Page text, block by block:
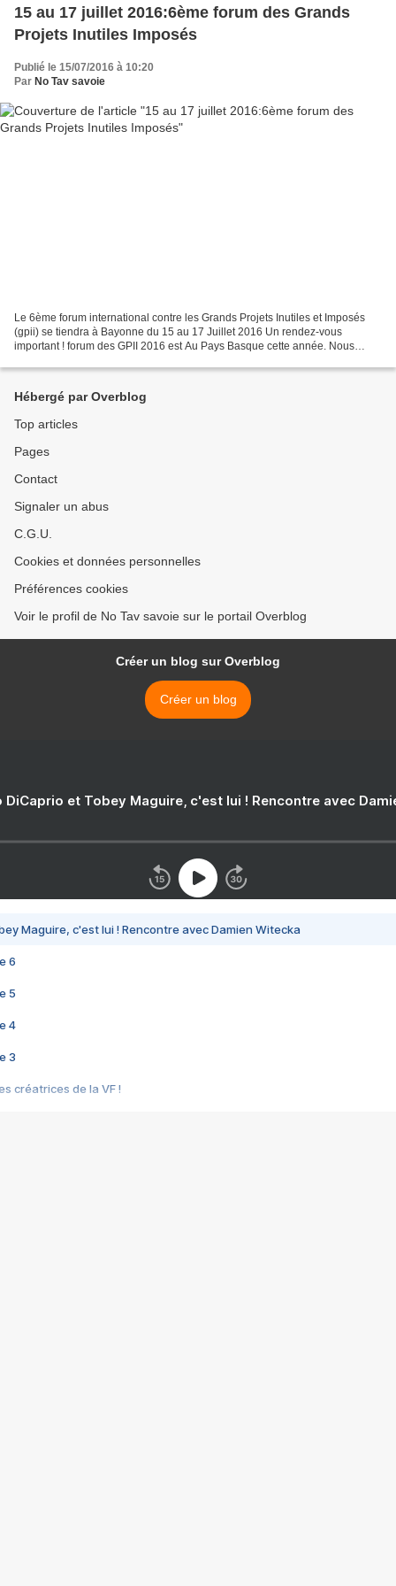
15 au 17 juillet 2016:6ème forum des Grands
Projets Inutiles Imposés
Publié le 15/07/2016 à 10:20
Par No Tav savoie
Le 6ème forum international contre les Grands Projets Inutiles et Imposés
(gpii) se tiendra à Bayonne du 15 au 17 Juillet 2016 Un rendez-vous
important ! forum des GPII 2016 est Au Pays Basque cette année. Nous
Hébergé par Overblog
Top articles
Pages
Contact
Signaler un abus
C.G.U.
Cookies et données personnelles
Préférences cookies
Voir le profil de No Tav savoie sur le portail Overblog
Créer un blog sur Overblog
Créer un blog
DiCaprio et Tobey Maguire, c'est lui ! Rencontre avec
Maguire, c'est lui ! Rencontre avec Damien Witecka
6
5
4
3
créatrices de la VF !